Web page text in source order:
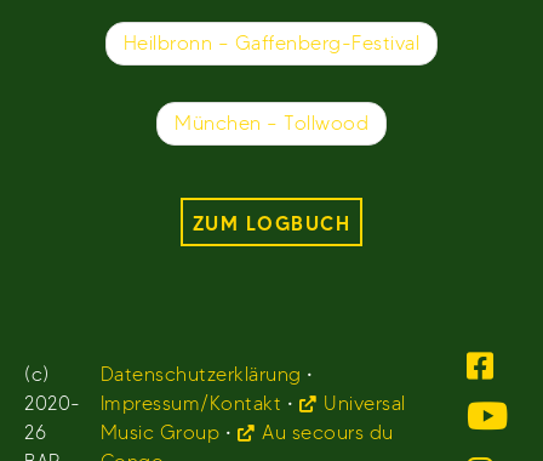
Beitragsnavigation
Heilbronn – Gaffenberg-Festival
München – Tollwood
ZUM LOGBUCH
(c)
2020-
26
Datenschutzerklärung •
Impressum/Kontakt •
Universal
Music Group •
Au secours du